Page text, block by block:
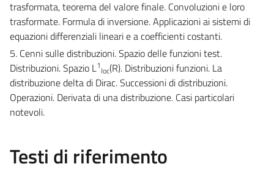
trasformata, teorema del valore finale. Convoluzioni e loro
trasformate. Formula di inversione. Applicazioni ai sistemi di
equazioni differenziali lineari e a coefficienti costanti.
5. Cenni sulle distribuzioni. Spazio delle funzioni test.
Distribuzioni. Spazio L1loc(R). Distribuzioni funzioni. La
distribuzione delta di Dirac. Successioni di distribuzioni.
Operazioni. Derivata di una distribuzione. Casi particolari
notevoli.
Testi di riferimento